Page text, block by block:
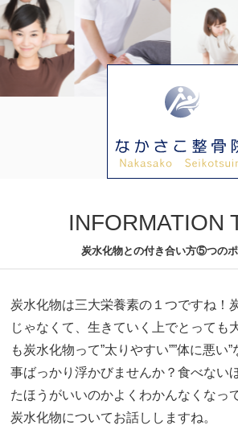
INFORMATION
炭水化物との付き合い方⑤つのポ
炭水化物は三大栄養素の１つですね！
じゃなくて、生きていく上でとっても
も炭水化物って”太りやすい””体に悪い
事ばっかり浮かびませんか？食べない
たほうがいいのかよくわかんなくなっ
炭水化物についてお話ししますね。